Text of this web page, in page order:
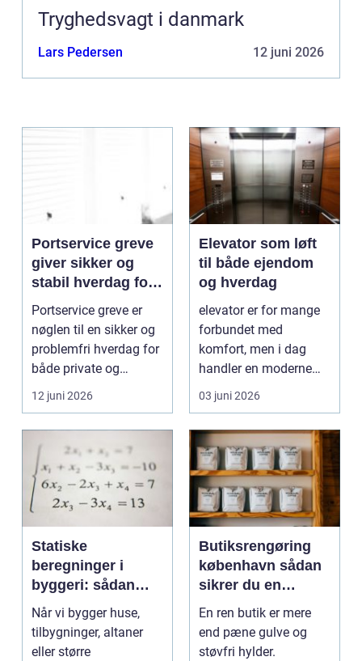
Tryghedsvagt i danmark
Lars Pedersen 12 juni 2026
Portservice greve
giver sikker og
stabil hverdag for
porte
Portservice greve er
nøglen til en sikker og
problemfri hverdag for
både private og
virksomheder, de...
12 juni 2026
Elevator som løft
til både ejendom
og hverdag
elevator er for mange
forbundet med
komfort, men i dag
handler en moderne
elevator lige så meg...
03 juni 2026
Statiske
beregninger i
byggeri: sådan
skaber de
sikkerhed og
tryghed
Når vi bygger huse,
tilbygninger, altaner
eller større
Butiksrengøring
københavn sådan
sikrer du en
indbydende butik
hver dag
En ren butik er mere
end pæne gulve og
støvfri hylder.